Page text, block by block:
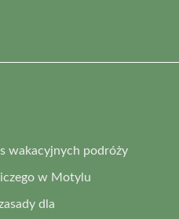
wakacyjnych podróży
w Motylu
dla